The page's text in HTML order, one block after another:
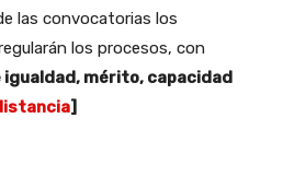
las convocatorias los
los procesos, con
mérito, capacidad
]